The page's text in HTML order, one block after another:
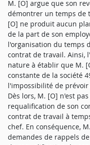
M. [O] argue que son
démontrer un temps de
[O] ne produit aucun
de la part de son
l'organisation du temps
contrat de travail. Ainsi,
nature à établir que M.
constante de la société
l'impossibilité de
Dès lors, M. [O] n'est
requalification de son
contrat de travail à
chef. En conséquence,
demandes de rappels